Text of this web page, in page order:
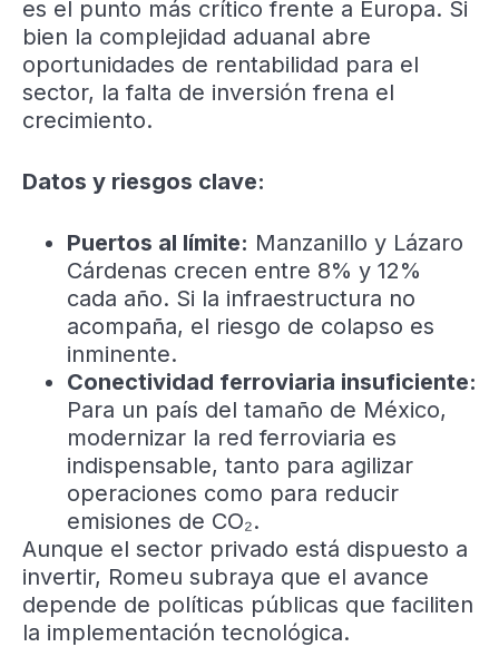
es el punto más crítico frente a Europa. Si
bien la complejidad aduanal abre
oportunidades de rentabilidad para el
sector, la falta de inversión frena el
crecimiento.
Datos y riesgos clave:
Puertos al límite: Manzanillo y Lázaro
Cárdenas crecen entre 8% y 12%
cada año. Si la infraestructura no
acompaña, el riesgo de colapso es
inminente.
Conectividad ferroviaria insuficiente:
Para un país del tamaño de México,
modernizar la red ferroviaria es
indispensable, tanto para agilizar
operaciones como para reducir
emisiones de CO₂.
Aunque el sector privado está dispuesto a
invertir, Romeu subraya que el avance
depende de políticas públicas que faciliten
la implementación tecnológica.